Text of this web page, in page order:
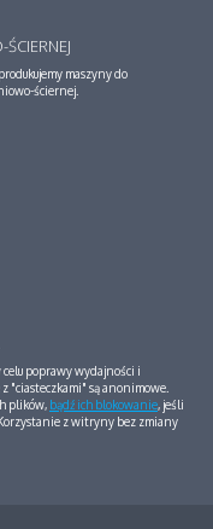
maszyny do
ściernej.
celu poprawy wydajności i
"ciasteczkami" są anonimowe.
plików, bądź ich blokowanie, jeśli
z witryny bez zmiany